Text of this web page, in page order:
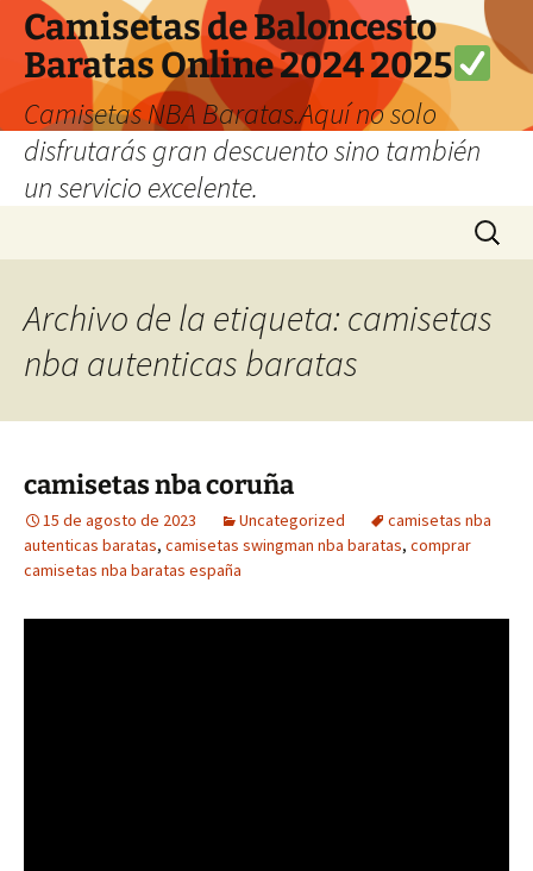
Camisetas de Baloncesto
Baratas Online 2024 2025
Camisetas NBA Baratas.Aquí no solo
disfrutarás gran descuento sino también
un servicio excelente.
Buscar:
Archivo de la etiqueta: camisetas
nba autenticas baratas
camisetas nba coruña
15 de agosto de 2023 Uncategorized
camisetas nba
autenticas baratas, camisetas swingman nba baratas, comprar
camisetas nba baratas españa